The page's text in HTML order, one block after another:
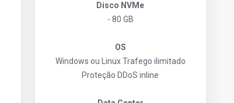
Disco NVMe
- 80 GB
OS
Windows ou LinuxTrafego ilimitado
Proteção DDoS inline